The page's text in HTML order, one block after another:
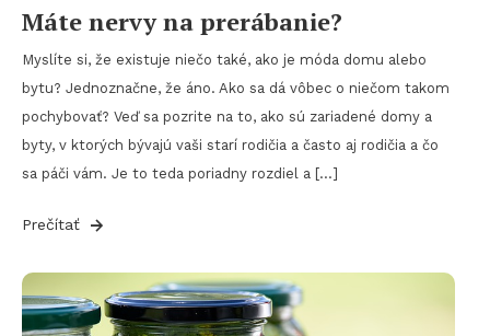
Máte nervy na prerábanie?
Myslíte si, že existuje niečo také, ako je móda domu alebo
bytu? Jednoznačne, že áno. Ako sa dá vôbec o niečom takom
pochybovať? Veď sa pozrite na to, ako sú zariadené domy a
byty, v ktorých bývajú vaši starí rodičia a často aj rodičia a čo
sa páči vám. Je to teda poriadny rozdiel a […]
Prečítať